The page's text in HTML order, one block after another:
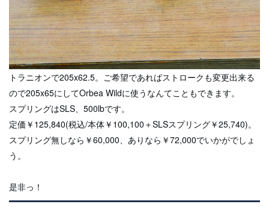
トラニオンで205x62.5。ご希望であればストロークも変更出来る
ので205x65にしてOrbea Wildに使うなんてこともできます。
スプリングはSLS、500lbです。
定価￥125,840(税込/本体￥100,100＋SLSスプリング￥25,740)。
スプリング無しなら￥60,000、ありなら￥72,000でいかがでしょ
う。
是非っ！